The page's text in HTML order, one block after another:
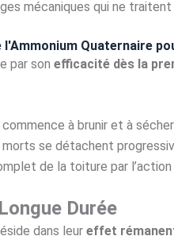
mécaniques qui ne
l'Ammonium Quaternaire
par son efficacité dès la
commence à brunir et à sécher
se détachent
de la toiture par
Durée
dans leur effet